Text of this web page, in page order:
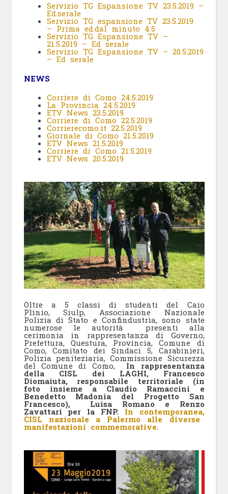
Servizio TG Espansione TV 23.5.2019 –
Ed.serale
Servizio TG espansione TV 23.5.2019
– Prima ed.dal minuto 4.5
Servizio TG Espansione TV –
21.5.2019 – Ed serale
Servizio TG Espansione TV – 20.5.2019
– Ed serale
NEWS
Corriere di Como 24.5.2019
La Provincia 24.5.2019
ETV News 23.5.2019
Corriere di Como 22.5.2019
Corrierecomo.it 22.5.2019
Giornale di Como 21.5.2019
ETV News 21.5.2019
Corriere di Como 21.5.2019
ETV News 20.5.2019
Oltre a 5 classi di studenti del Caio
Plinio, Siulp, Associazione Nazionale
Polizia di Stato e Confindustria, sono state
numerose le autorità presenti alla
cerimonia in rappresentanza di Governo,
Prefettura, Questura, Provincia, Comune di
Como, Comitato dei Sindaci 5, Carabinieri,
Polizia peniteziaria, Commissione Sicurezza
del Comune di Como, In rappresentanza
della CISL dei LAGHI, Francesco
Diomaiuta, responsabile territoriale (in
foto insieme a Claudio Ramaccini e
Benedetto Madonia del Progetto San
Francesco), Luisa Romano e Renzo
Zavattari per la FNP. In contemporanea,
CISL nazionale a Palermo alle diverse
manifestazioni commemorative.